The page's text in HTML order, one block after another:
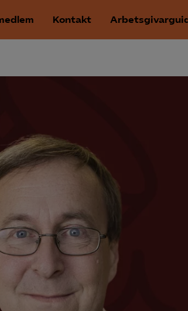
Kontakt